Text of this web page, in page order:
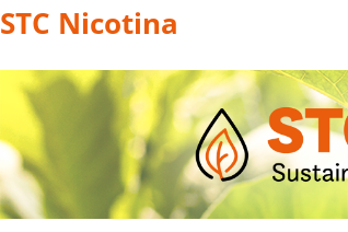
STC Nicotina